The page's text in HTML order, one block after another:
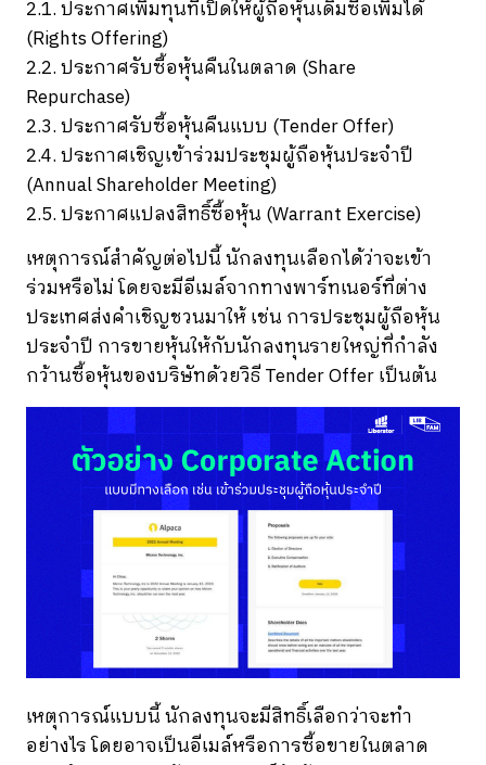
2.1. ประกาศเพิ่มทุนที่เปิดให้ผู้ถือหุ้นเดิมซื้อเพิ่มได้
(Rights Offering)
2.2. ประกาศรับซื้อหุ้นคืนในตลาด (Share
Repurchase)
2.3. ประกาศรับซื้อหุ้นคืนแบบ (Tender Offer)
2.4. ประกาศเชิญเข้าร่วมประชุมผู้ถือหุ้นประจำปี
(Annual Shareholder Meeting)
2.5. ประกาศแปลงสิทธิ์ซื้อหุ้น (Warrant Exercise)
เหตุการณ์สำคัญต่อไปนี้ นักลงทุนเลือกได้ว่าจะเข้า
ร่วมหรือไม่ โดยจะมีอีเมล์จากทางพาร์ทเนอร์ที่ต่าง
ประเทศส่งคำเชิญชวนมาให้ เช่น การประชุมผู้ถือหุ้น
ประจำปี การขายหุ้นให้กับนักลงทุนรายใหญ่ที่กำลัง
กว้านซื้อหุ้นของบริษัทด้วยวิธี Tender Offer เป็นต้น
เหตุการณ์แบบนี้ นักลงทุนจะมีสิทธิ์เลือกว่าจะทำ
อย่างไร โดยอาจเป็นอีเมล์หรือการซื้อขายในตลาด